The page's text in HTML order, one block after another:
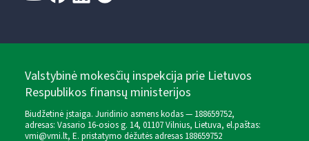
Valstybinė mokesčių inspekcija prie Lietuvos
Respublikos finansų ministerijos
Biudžetinė įstaiga. Juridinio asmens kodas — 188659752,
adresas: Vasario 16-osios g. 14, 01107 Vilnius, Lietuva, el.paštas:
vmi@vmi.lt, E. pristatymo dėžutės adresas 188659752